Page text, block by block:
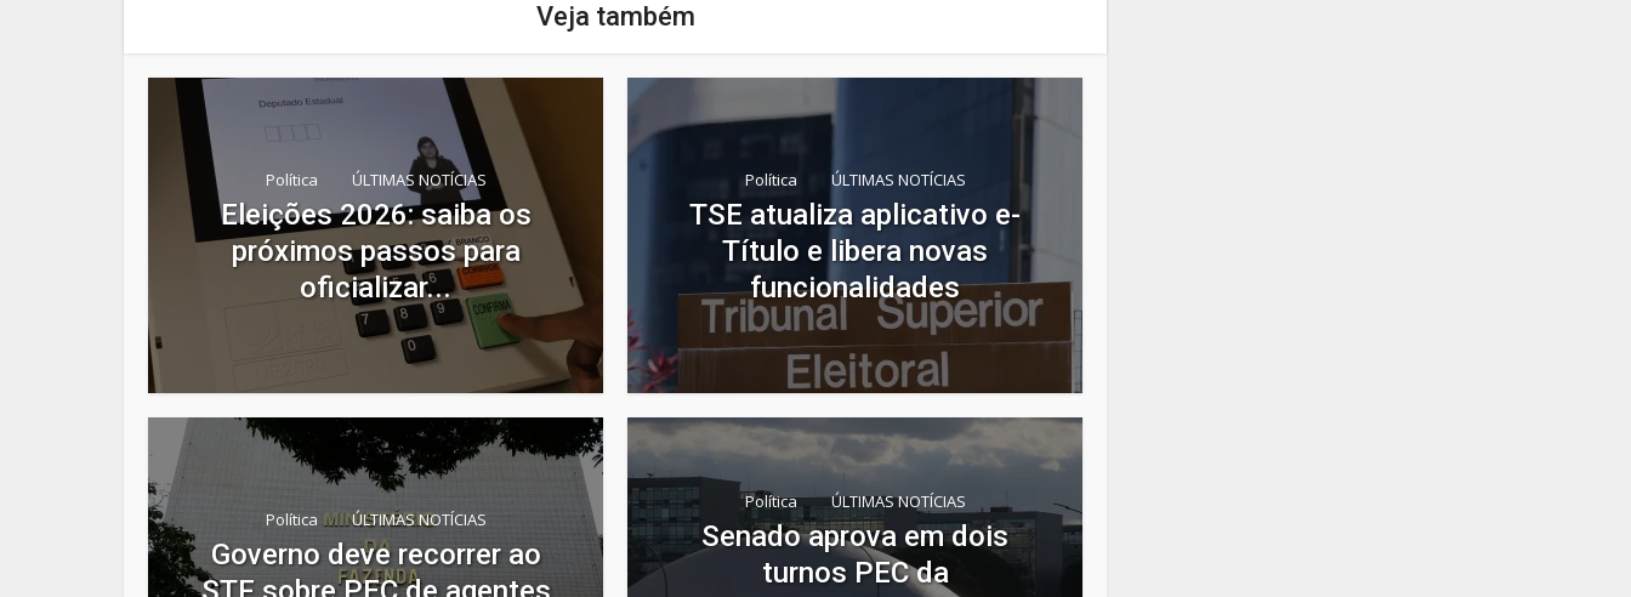
Veja também
Política ÚLTIMAS NOTÍCIAS
Eleições 2026: saiba os
próximos passos para
oficializar...
Política ÚLTIMAS NOTÍCIAS
TSE atualiza aplicativo e-
Título e libera novas
funcionalidades
Política ÚLTIMAS NOTÍCIAS
Governo deve recorrer ao
Política ÚLTIMAS NOTÍCIAS
Senado aprova em dois
turnos PEC da